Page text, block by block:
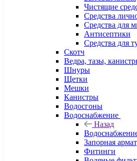
Чистящие
Средства
Средства для
Антисептики
Средства для
Скотч
Ведра, тазы,
Шнуры
Щетки
Мешки
Канистры
Водосгоны
Водоснабжение
Назад
Запорная
Фитинги